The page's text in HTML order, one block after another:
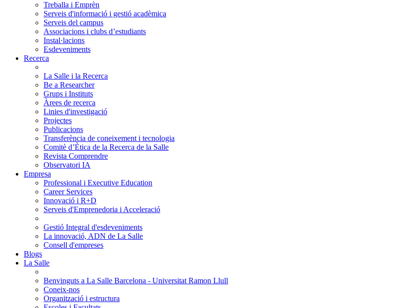
Treballa i Emprèn
Serveis d'informació i gestió acadèmica
Serveis del campus
Associacions i clubs d’estudiants
Instal·lacions
Esdeveniments
Recerca
La Salle i la Recerca
Be a Researcher
Grups i Instituts
Àrees de recerca
Linies d'investigació
Projectes
Publicacions
Transferència de coneixement i tecnologia
Comitè d’Ètica de la Recerca de la Salle
Revista Comprendre
Observatori IA
Empresa
Professional i Executive Education
Career Services
Innovació i R+D
Serveis d'Emprenedoria i Acceleració
Gestió Integral d'esdeveniments
La innovació, ADN de La Salle
Consell d'empreses
Blogs
La Salle
Benvinguts a La Salle Barcelona - Universitat Ramon Llull
Coneix-nos
Organització i estructura